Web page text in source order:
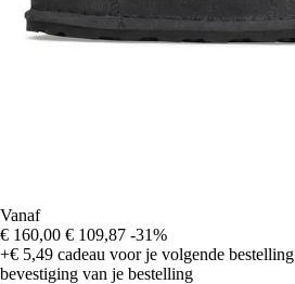
Vanaf
€ 160,00 € 109,87 -31%
+€ 5,49 cadeau voor je volgende bestelling
bevestiging van je bestelling